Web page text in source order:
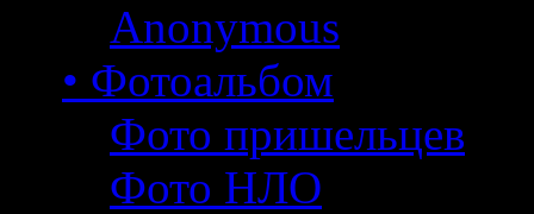
Anonymous
• Фотоальбом
Фото пришельцев
Фото НЛО